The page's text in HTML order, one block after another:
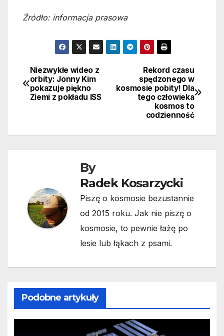
Źródło: informacja prasowa
Nawigacja
wpisu
Rekord czasu
spędzonego w
kosmosie pobity! Dla
tego człowieka
kosmos to
codzienność
Niezwykłe wideo z
orbity: Jonny Kim
pokazuje piękno
Ziemi z pokładu ISS
By
Radek Kosarzycki
Piszę o kosmosie bezustannie
od 2015 roku. Jak nie piszę o
kosmosie, to pewnie łażę po
lesie lub łąkach z psami.
Podobne artykuły